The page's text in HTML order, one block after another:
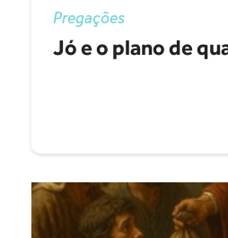
Pregações
Jó e o plano de